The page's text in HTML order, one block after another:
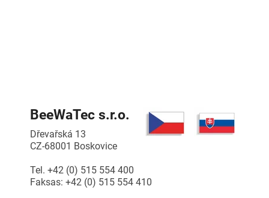
BeeWaTec s.r.o.
Dřevařská 13
CZ-68001 Boskovice
Tel. +42 (0) 515 554 400
Faksas: +42 (0) 515 554 410